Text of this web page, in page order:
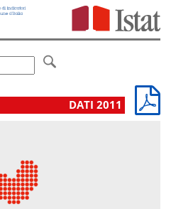
DATI 2011